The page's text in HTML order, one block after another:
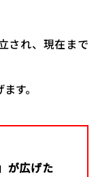
され、現在まで
す。
が広げた